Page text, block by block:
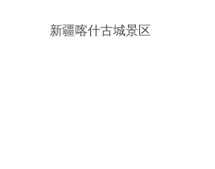
新疆喀什古城景区